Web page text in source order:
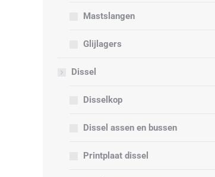
Mastslangen
Glijlagers
Dissel
Disselkop
Dissel assen en bussen
Printplaat dissel